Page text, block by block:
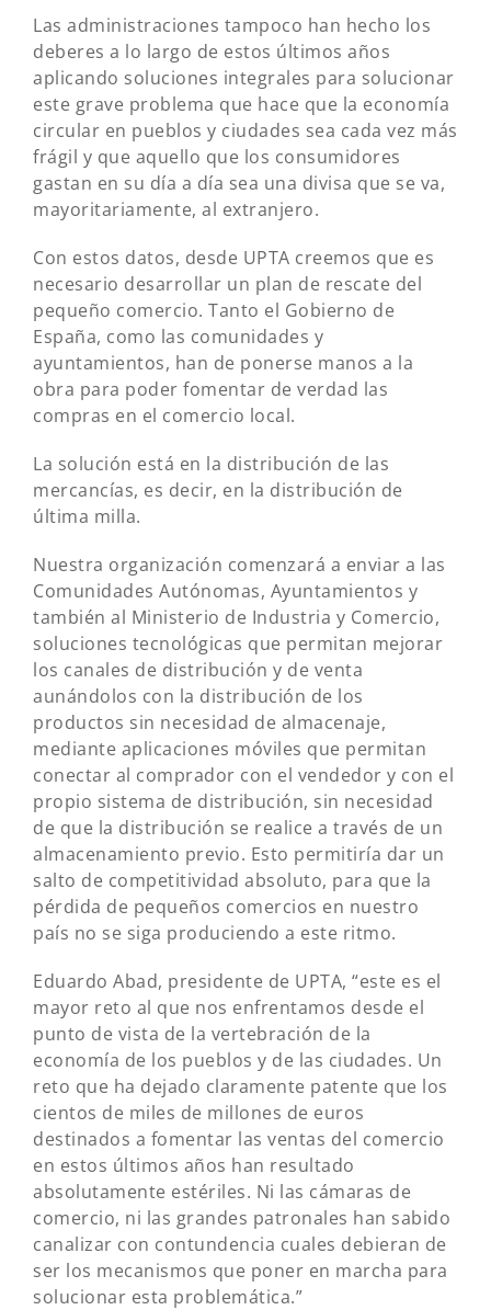
Las administraciones tampoco han hecho los
deberes a lo largo de estos últimos años
aplicando soluciones integrales para solucionar
este grave problema que hace que la economía
circular en pueblos y ciudades sea cada vez más
frágil y que aquello que los consumidores
gastan en su día a día sea una divisa que se va,
mayoritariamente, al extranjero.
Con estos datos, desde UPTA creemos que es
necesario desarrollar un plan de rescate del
pequeño comercio. Tanto el Gobierno de
España, como las comunidades y
ayuntamientos, han de ponerse manos a la
obra para poder fomentar de verdad las
compras en el comercio local.
La solución está en la distribución de las
mercancías, es decir, en la distribución de
última milla.
Nuestra organización comenzará a enviar a las
Comunidades Autónomas, Ayuntamientos y
también al Ministerio de Industria y Comercio,
soluciones tecnológicas que permitan mejorar
los canales de distribución y de venta
aunándolos con la distribución de los
productos sin necesidad de almacenaje,
mediante aplicaciones móviles que permitan
conectar al comprador con el vendedor y con el
propio sistema de distribución, sin necesidad
de que la distribución se realice a través de un
almacenamiento previo. Esto permitiría dar un
salto de competitividad absoluto, para que la
pérdida de pequeños comercios en nuestro
país no se siga produciendo a este ritmo.
Eduardo Abad, presidente de UPTA, “este es el
mayor reto al que nos enfrentamos desde el
punto de vista de la vertebración de la
economía de los pueblos y de las ciudades. Un
reto que ha dejado claramente patente que los
cientos de miles de millones de euros
destinados a fomentar las ventas del comercio
en estos últimos años han resultado
absolutamente estériles. Ni las cámaras de
comercio, ni las grandes patronales han sabido
canalizar con contundencia cuales debieran de
ser los mecanismos que poner en marcha para
solucionar esta problemática.”